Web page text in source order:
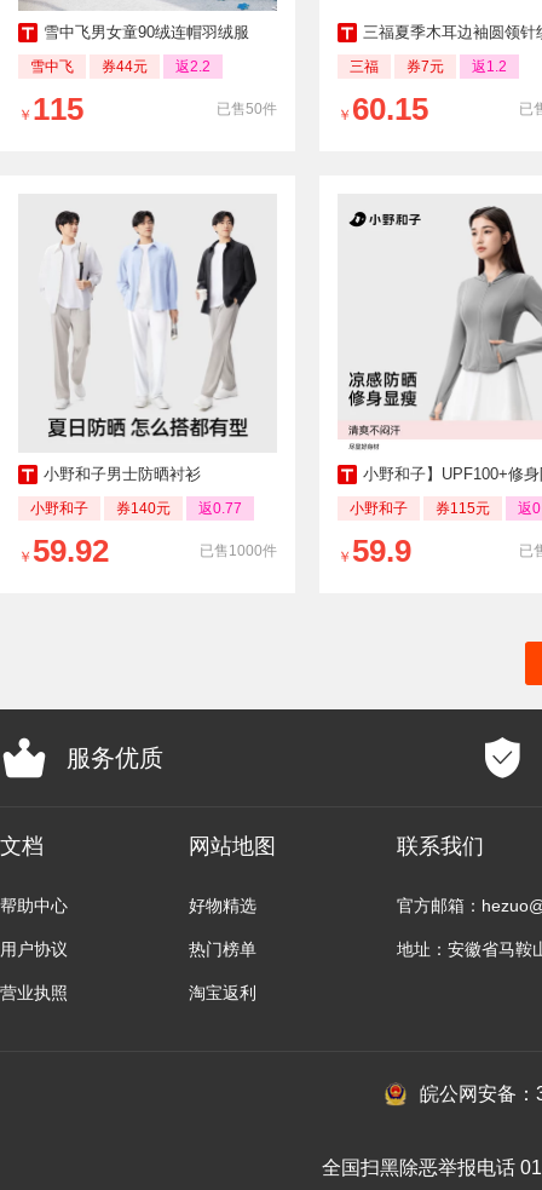
雪中飞男女童90绒连帽羽绒服
雪中飞 券44元 返2.2
已售50件
￥ 115
三福夏季木耳边袖圆领针织短款开
三福 券7元 返1.2
已
￥ 60.15
小野和子男士防晒衬衫
小野和子 券140元 返0.77
已售1000件
￥ 59.92
小野和子】UPF100+修
小野和子 券115元 返
已
￥ 59.9
服务优质
文档
帮助中心
用户协议
营业执照
网站地图
好物精选
热门榜单
淘宝返利
联系我们
官方邮箱：
地址：安徽省马鞍
皖公网安备
全国扫黑除恶举报电话